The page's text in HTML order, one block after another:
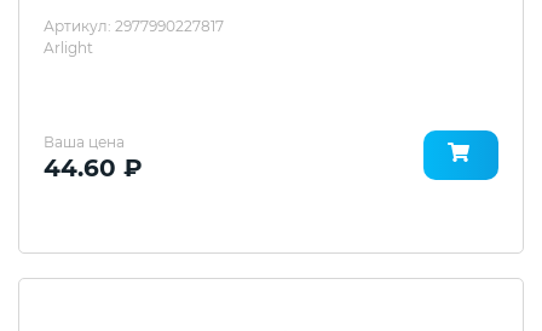
Артикул: 2977990227817
Arlight
Ваша цена
44.60 ₽